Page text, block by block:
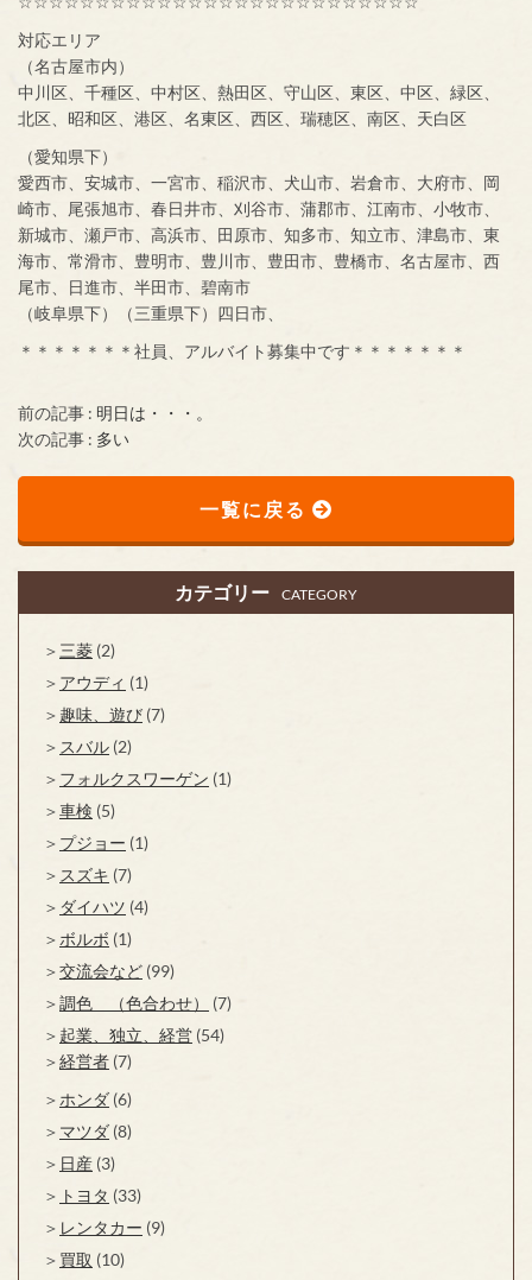
対応エリア
（名古屋市内）
中川区、千種区、中村区、熱田区、守山区、東区、中区、緑区、
北区、昭和区、港区、名東区、西区、瑞穂区、南区、天白区
（愛知県下）
愛西市、安城市、一宮市、稲沢市、犬山市、岩倉市、大府市、岡
崎市、尾張旭市、春日井市、刈谷市、蒲郡市、江南市、小牧市、
新城市、瀬戸市、高浜市、田原市、知多市、知立市、津島市、東
海市、常滑市、豊明市、豊川市、豊田市、豊橋市、名古屋市、西
尾市、日進市、半田市、碧南市
（岐阜県下）（三重県下）四日市、
＊＊＊＊＊＊＊社員、アルバイト募集中です＊＊＊＊＊＊＊
前の記事 : 明日は・・・。
次の記事 : 多い
一覧に戻る
カテゴリー CATEGORY
三菱 (2)
アウディ (1)
趣味、遊び (7)
スバル (2)
フォルクスワーゲン (1)
車検 (5)
プジョー (1)
スズキ (7)
ダイハツ (4)
ボルボ (1)
交流会など (99)
調色 （色合わせ）
(7)
起業、独立、経営 (54)
経営者 (7)
ホンダ (6)
マツダ (8)
日産 (3)
トヨタ (33)
レンタカー (9)
買取 (10)